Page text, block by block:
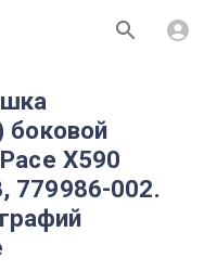
боковой
X590
779986-002.